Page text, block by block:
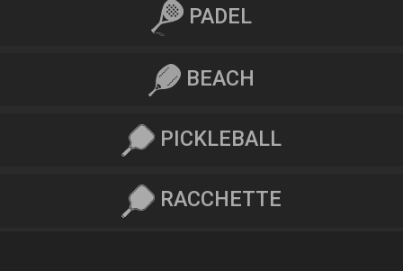
PADEL
BEACH
PICKLEBALL
RACCHETTE